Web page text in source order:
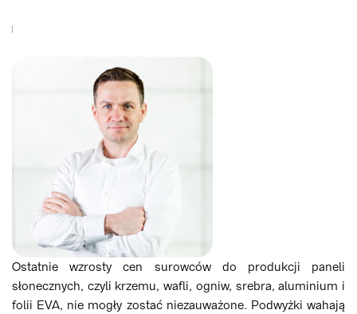
Ostatnie wzrosty cen surowców do produkcji paneli
słonecznych, czyli krzemu, wafli, ogniw, srebra, aluminium i
folii EVA, nie mogły zostać niezauważone. Podwyżki wahają